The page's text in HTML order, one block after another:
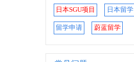
日本SGU项目 日本留学
留学申请 蔚蓝留学